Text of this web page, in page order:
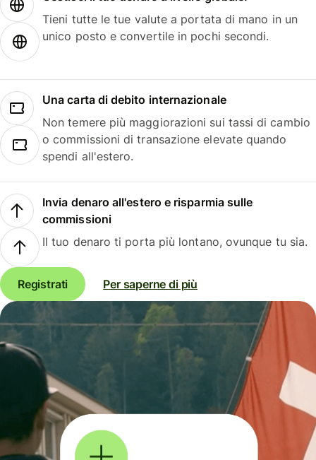
Tieni tutte le tue valute a portata di mano in un
unico posto e convertile in pochi secondi.
Una carta di debito internazionale
Non temere più maggiorazioni sui tassi di cambio
o commissioni di transazione elevate quando
spendi all'estero.
Invia denaro all'estero e risparmia sulle
commissioni
Il tuo denaro ti porta più lontano, ovunque tu sia.
Registrati Per saperne di più